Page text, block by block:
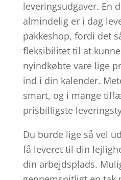
leveringsudgaver. En
almindelig er i dag
pakkeshop, fordi det
fleksibilitet til at
nyindkøbte vare lige
ind i din kalender.
smart, og i mange
prisbilligste
Du burde lige så vel
få leveret til din
din arbejdsplads.